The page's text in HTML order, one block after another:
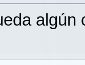
algún